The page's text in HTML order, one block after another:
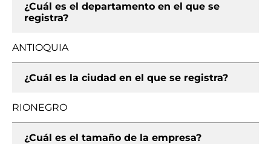
¿Cuál es el departamento en el que se
registra?
ANTIOQUIA
¿Cuál es la ciudad en el que se registra?
RIONEGRO
¿Cuál es el tamaño de la empresa?